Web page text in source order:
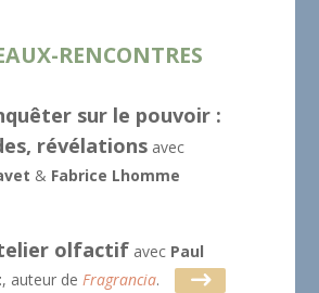
RENCONTRES
sur le pouvoir :
révélations avec
& Fabrice Lhomme
olfactif avec Paul
, auteur de Fragrancia.